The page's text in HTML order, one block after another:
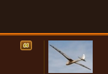
Citation